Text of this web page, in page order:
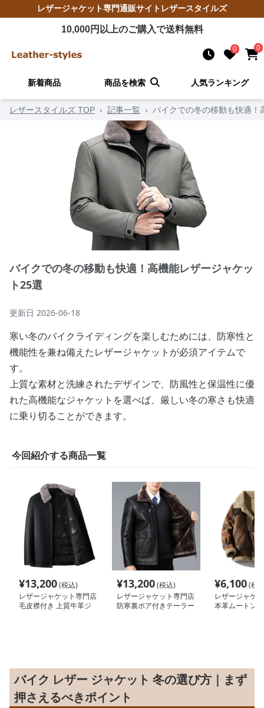
レザージャケット専門通販サイト レザースタイルズ
10,000円以上のご購入で送料無料
0 0
新着商品 商品を検索 人気ランキング
レザースタイルズ TOP › 記事一覧 › バイクでの冬の移動も快適！
バイクでの冬の移動も快適！高機能レザージャケッ
ト25選
更新日 2026-06-18
寒い冬のバイクライディングを楽しむためには、防寒性と
機能性を兼ね備えたレザージャケットが必須アイテムで
す。
上質な素材と洗練されたデザインで、防風性と保温性に優
れた高機能なジャケットを選べば、厳しい冬の寒さも快適
に乗り切ることができます。
今回紹介する商品一覧
¥13,200(税込)
レザージャケット専門店
毛皮襟付き 上質牛革ジ
¥13,200(税込)
レザージャケット専門店
防寒裏ボア付きテーラー
¥6,100(税
レザージャケ
本革ムートン
バイク レザー ジャケット 冬の選び方｜まず
押さえるべきポイント